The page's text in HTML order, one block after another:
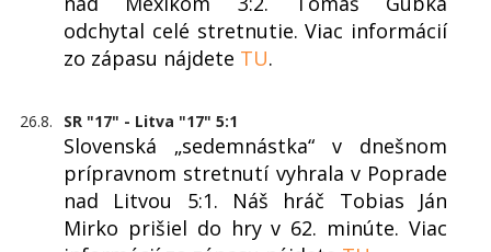
odchytal celé stretnutie. Viac informácií
zo zápasu nájdete TU.
26.8. SR "17" - Litva "17" 5:1
Slovenská „sedemnástka“ v dnešnom
prípravnom stretnutí vyhrala v Poprade
nad Litvou 5:1. Náš hráč Tobias Ján
Mirko prišiel do hry v 62. minúte. Viac